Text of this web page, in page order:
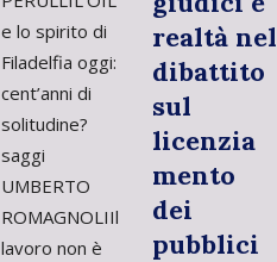
e lo spirito di
Filadelfia oggi:
cent’anni di
solitudine?
saggi
UMBERTO
ROMAGNOLIIl
lavoro non è
realtà nel
dibattito
sul
licenzia
mento
dei
pubblici